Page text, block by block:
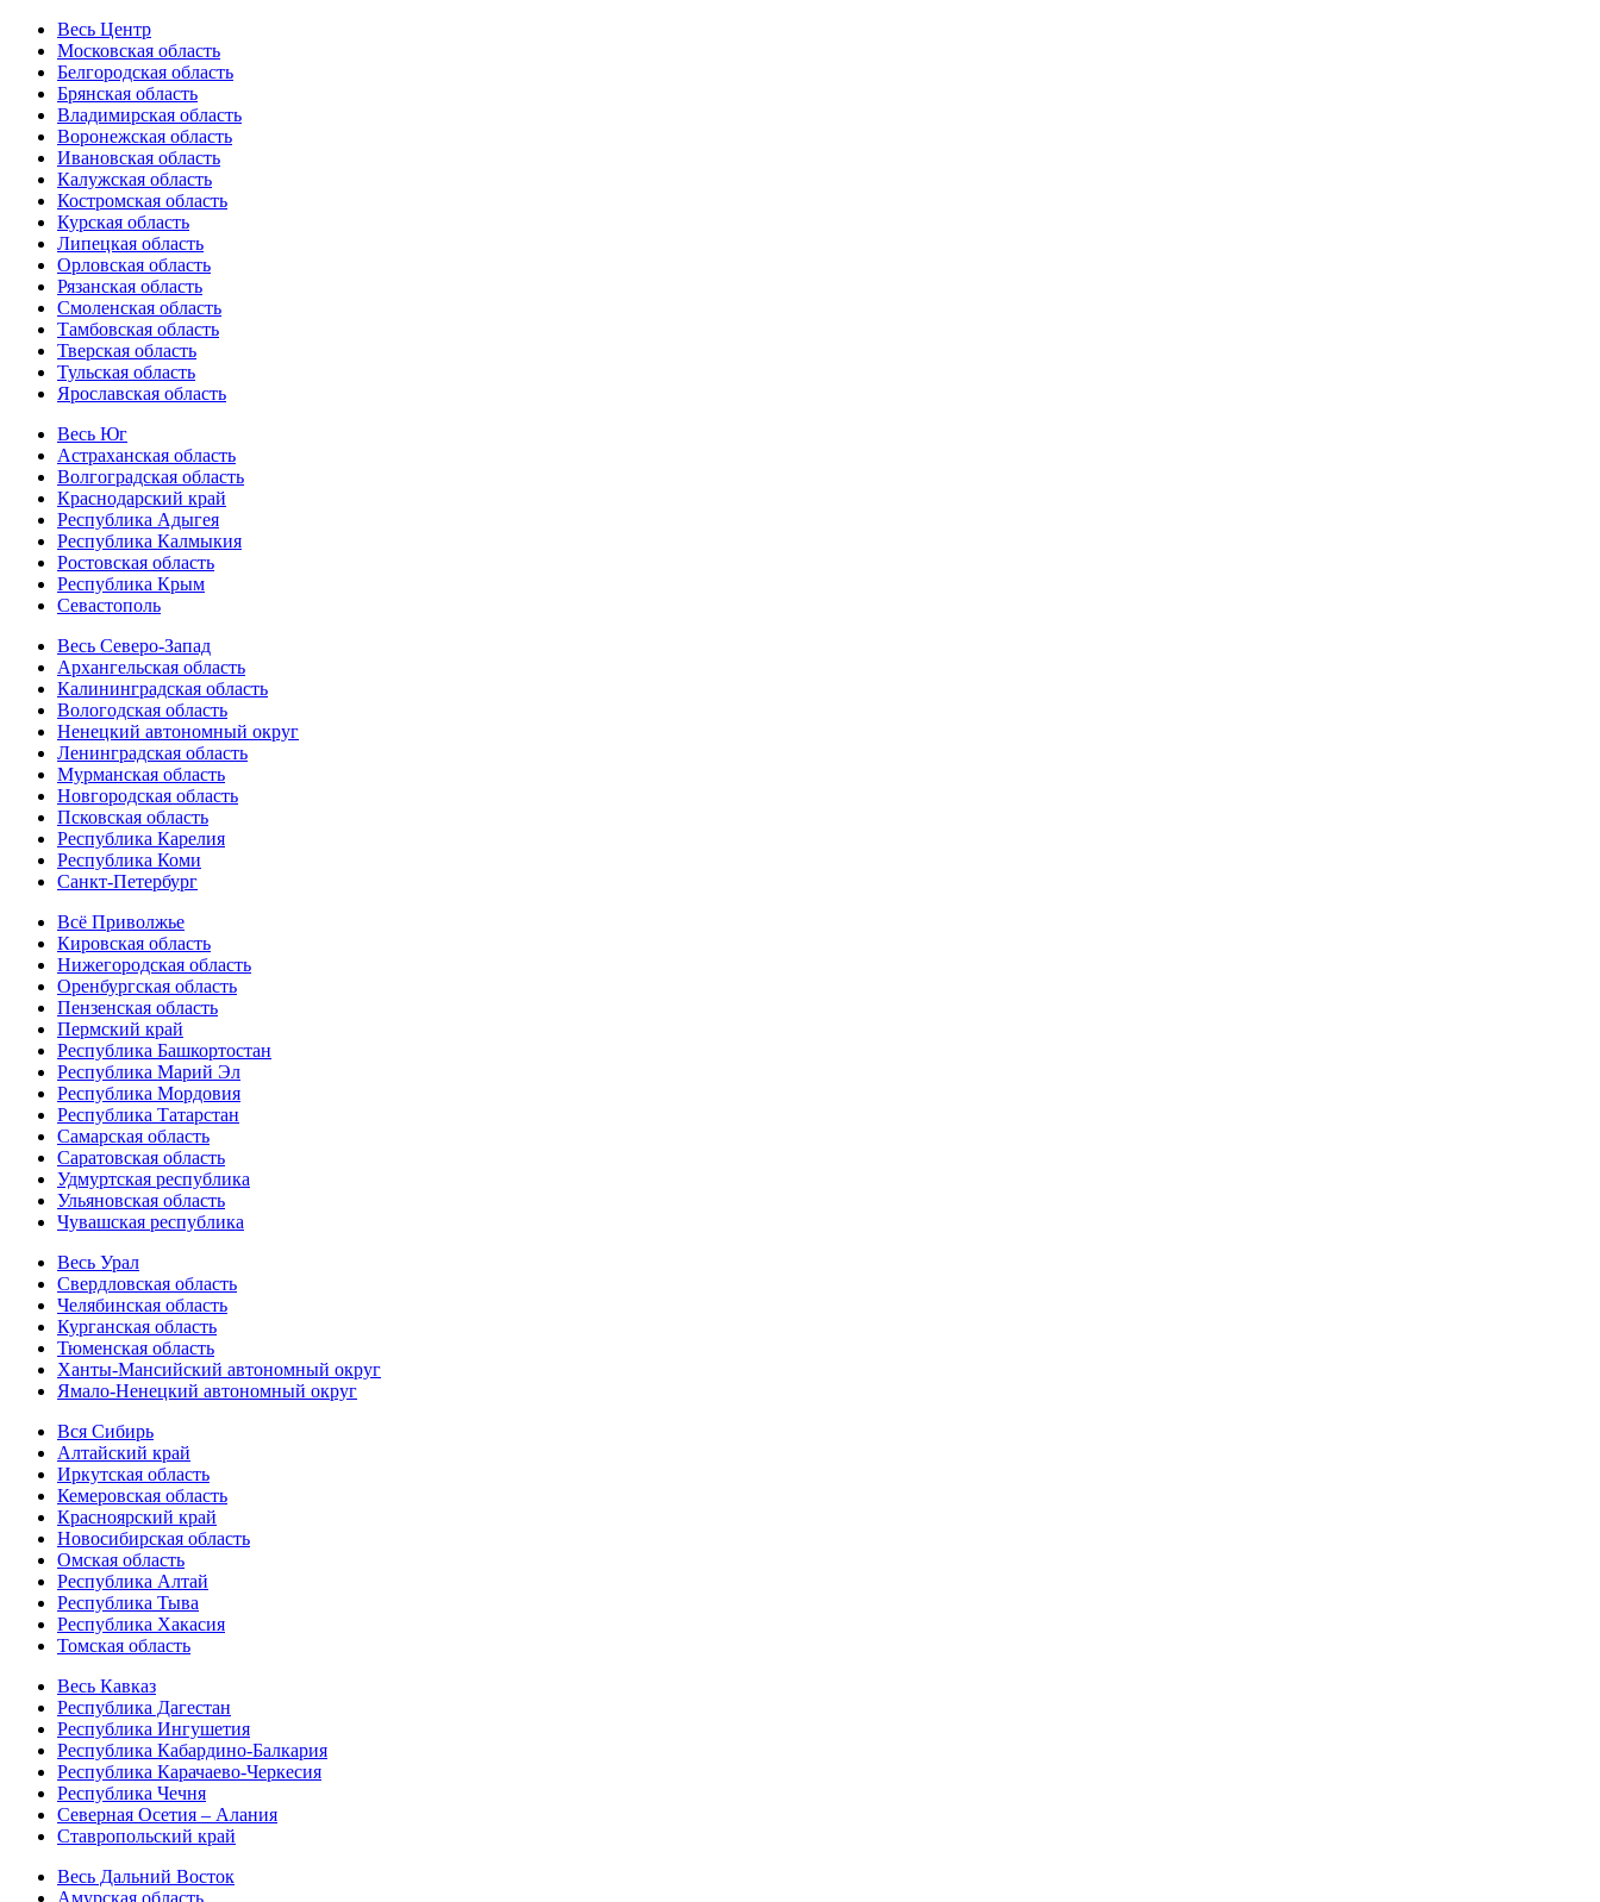
Весь Центр
Московская область
Белгородская область
Брянская область
Владимирская область
Воронежская область
Ивановская область
Калужская область
Костромская область
Курская область
Липецкая область
Орловская область
Рязанская область
Смоленская область
Тамбовская область
Тверская область
Тульская область
Ярославская область
Весь Юг
Астраханская область
Волгоградская область
Краснодарский край
Республика Адыгея
Республика Калмыкия
Ростовская область
Республика Крым
Севастополь
Весь Северо-Запад
Архангельская область
Калининградская область
Вологодская область
Ненецкий автономный округ
Ленинградская область
Мурманская область
Новгородская область
Псковская область
Республика Карелия
Республика Коми
Санкт-Петербург
Всё Приволжье
Кировская область
Нижегородская область
Оренбургская область
Пензенская область
Пермский край
Республика Башкортостан
Республика Марий Эл
Республика Мордовия
Республика Татарстан
Самарская область
Саратовская область
Удмуртская республика
Ульяновская область
Чувашская республика
Весь Урал
Свердловская область
Челябинская область
Курганская область
Тюменская область
Ханты-Мансийский автономный округ
Ямало-Ненецкий автономный округ
Вся Сибирь
Алтайский край
Иркутская область
Кемеровская область
Красноярский край
Новосибирская область
Омская область
Республика Алтай
Республика Тыва
Республика Хакасия
Томская область
Весь Кавказ
Республика Дагестан
Республика Ингушетия
Республика Кабардино-Балкария
Республика Карачаево-Черкесия
Республика Чечня
Северная Осетия – Алания
Ставропольский край
Весь Дальний Восток
Амурская область